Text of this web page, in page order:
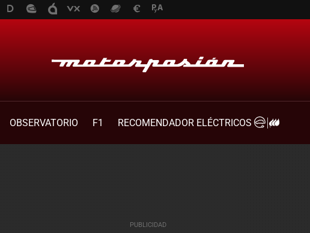
OBSERVATORIO F1
RECOMENDADOR ELÉCTRICOS